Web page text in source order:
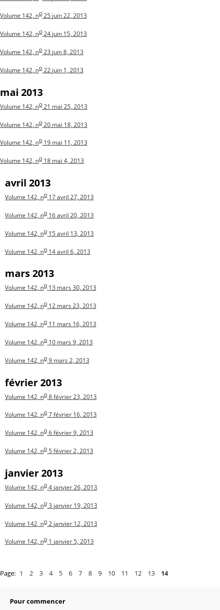
Volume 142, no 25 juin 22, 2013
Volume 142, no 24 juin 15, 2013
Volume 142, no 23 juin 8, 2013
Volume 142, no 22 juin 1, 2013
mai 2013
Volume 142, no 21 mai 25, 2013
Volume 142, no 20 mai 18, 2013
Volume 142, no 19 mai 11, 2013
Volume 142, no 18 mai 4, 2013
avril 2013
Volume 142, no 17 avril 27, 2013
Volume 142, no 16 avril 20, 2013
Volume 142, no 15 avril 13, 2013
Volume 142, no 14 avril 6, 2013
mars 2013
Volume 142, no 13 mars 30, 2013
Volume 142, no 12 mars 23, 2013
Volume 142, no 11 mars 16, 2013
Volume 142, no 10 mars 9, 2013
Volume 142, no 9 mars 2, 2013
février 2013
Volume 142, no 8 février 23, 2013
Volume 142, no 7 février 16, 2013
Volume 142, no 6 février 9, 2013
Volume 142, no 5 février 2, 2013
janvier 2013
Volume 142, no 4 janvier 26, 2013
Volume 142, no 3 janvier 19, 2013
Volume 142, no 2 janvier 12, 2013
Volume 142, no 1 janvier 5, 2013
Page: 1 2 3 4 5 6 7 8 9 10 11 12 13 14
Pour commencer